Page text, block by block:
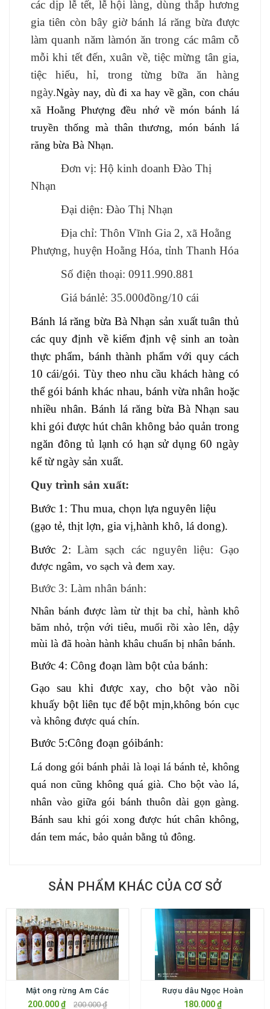
các dịp lễ tết, lễ hội làng, dùng thắp hương
gia tiên còn bây giờ bánh lá răng bừa được
làm quanh năm làmón ăn trong các mâm cỗ
mỗi khi tết đến, xuân về,tiệc mừng tân gia,
tiệc hiếu, hỉ, trong từng bữa ăn hàng
ngày.Ngày nay, dù đi xa hay về gần, con cháu
xã Hoằng Phượng đều nhớ về món bánh lá
truyền thống mà thân thương, món bánh lá
răng bừa Bà Nhạn.
Đơn vị: Hộ kinh doanh Đào Thị
Nhạn
Đại diện: Đào Thị Nhạn
Địa chỉ: Thôn Vĩnh Gia 2, xã Hoằng
Phượng, huyện Hoằng Hóa, tỉnh Thanh Hóa
Số điện thoại: 0911.990.881
Giá bánlẻ: 35.000đồng/10 cái
Bánh lá răng bừa Bà Nhạn sản xuất tuân thủ
các quy định về kiểm định vệ sinh an toàn
thực phẩm, bánh thành phẩm với quy cách
10 cái/gói. Tùy theo nhu cầu khách hàng có
thể gói bánh khác nhau, bánh vừa nhân hoặc
nhiều nhân. Bánh lá răng bừa Bà Nhạn sau
khi gói được hút chân không bảo quản trong
ngăn đông tủ lạnh có hạn sử dụng60 ngày
kể từ ngày sản xuất.
Quy trình sản xuất:
Bước 1: Thu mua, chọn lựa nguyên liệu
(gạo tẻ, thịt lợn, gia vị,hành khô, lá dong).
Bước 2:Làm sạch các nguyên liệu: Gạo
được ngâm, vo sạch và đem xay.
Bước 3: Làm nhân bánh:
Nhân bánh được làm từ thịt ba chỉ, hành khô
băm nhỏ, trộn với tiêu, muối rồi xào lên, dậy
mùi là đã hoàn hành khâu chuẩn bị nhân bánh.
Bước 4: Công đoạn làm bột của bánh:
Gạo sau khi được xay, cho bột vào nồi
khuấy bột liên tục để bột mịn,không bón cục
và không được quá chín.
Bước 5:Công đoạn góibánh:
Lá dong gói bánh phải là loại lá bánh tẻ, không
quá non cũng không quá già. Cho bột vào lá,
nhân vào giữa gói bánh thuôn dài gọn gàng.
Bánh sau khi gói xong được hút chân không,
dán tem mác, bảo quản bằng tủ đông.
SẢN PHẨM KHÁC CỦA CƠ SỞ
Mật ong rừng Am Các
200.000 ₫ 200.000 ₫
Rượu dâu Ngọc Hoàn
180.000 ₫